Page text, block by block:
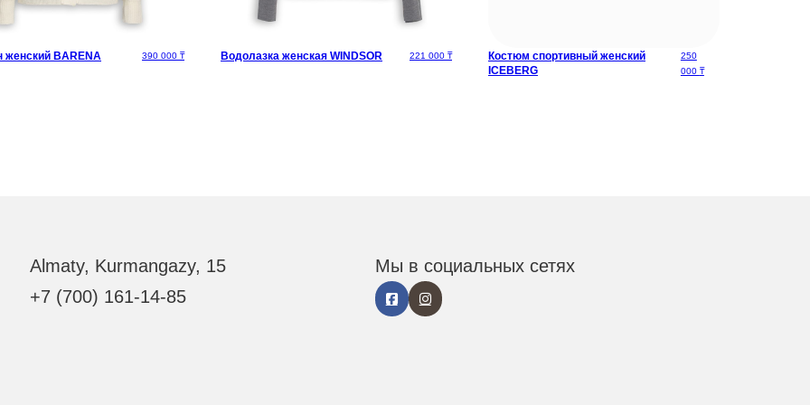
165 625 ₸.
₸.
женский BARENA 390 000 ₸ Водолазка женская WINDSOR 221 000 ₸
Костюм спортивный женский
ICEBERG
250
000 ₸
Almaty, Kurmangazy, 15
+7 (700) 161-14-85
Мы в социальных сетях